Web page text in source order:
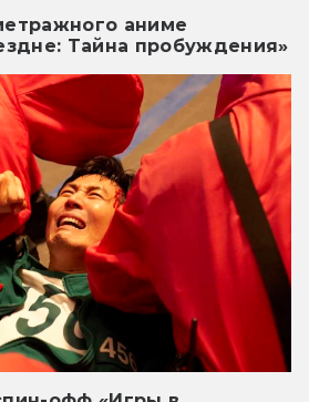
аниме
Тайна пробуждения»